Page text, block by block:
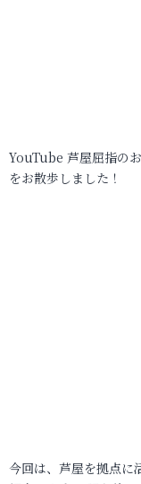
YouTube 芦屋屈指の
をお散歩しました！
今回は、芦屋を拠点に